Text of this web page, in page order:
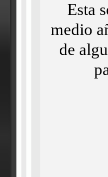
Esta
medio
de